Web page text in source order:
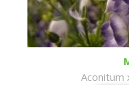
Aconitum